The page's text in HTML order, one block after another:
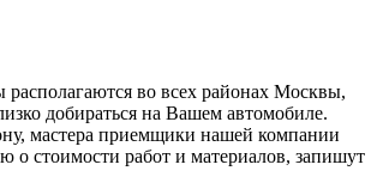
во всех районах Москвы,
добираться на Вашем автомобиле.
мастера приемщики нашей компании
о стоимости работ и материалов, запишут